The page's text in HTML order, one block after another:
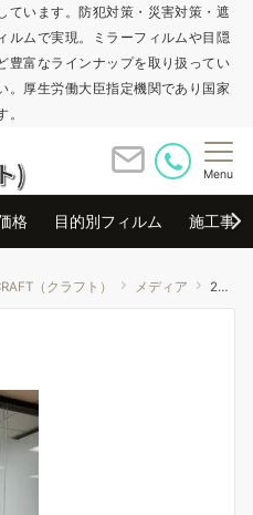
ています。防犯対策・災害対策・遮
ルムで実現。ミラーフィルムや目隠
豊富なラインナップを取り扱ってい
。厚生労働大臣指定機関であり国家
。
Menu
格 目的別フィルム 施工事例
（クラフト） メディア 20210518122310